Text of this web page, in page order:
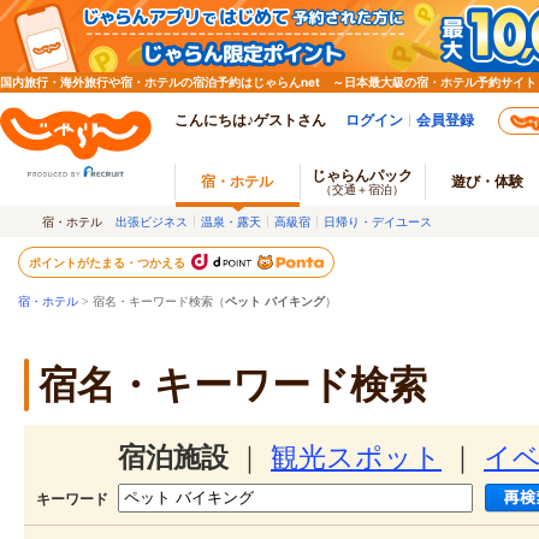
国内旅行・海外旅行や宿・ホテルの宿泊予約はじゃらんnet ～日本最大級の宿・ホテル予約サイト
こんにちは♪ゲストさん ログイン 会員登録
宿・ホテル じゃらんパック
（交通＋宿泊） 遊び・体験
宿・ホテル 出張ビジネス 温泉・露天 高級宿 日帰り・デイユース
ポイントがたまる・つかえる
宿・ホテル > 宿名・キーワード検索（ペット バイキング）
宿名・キーワード検索
宿泊施設 観光スポット イ
キーワード